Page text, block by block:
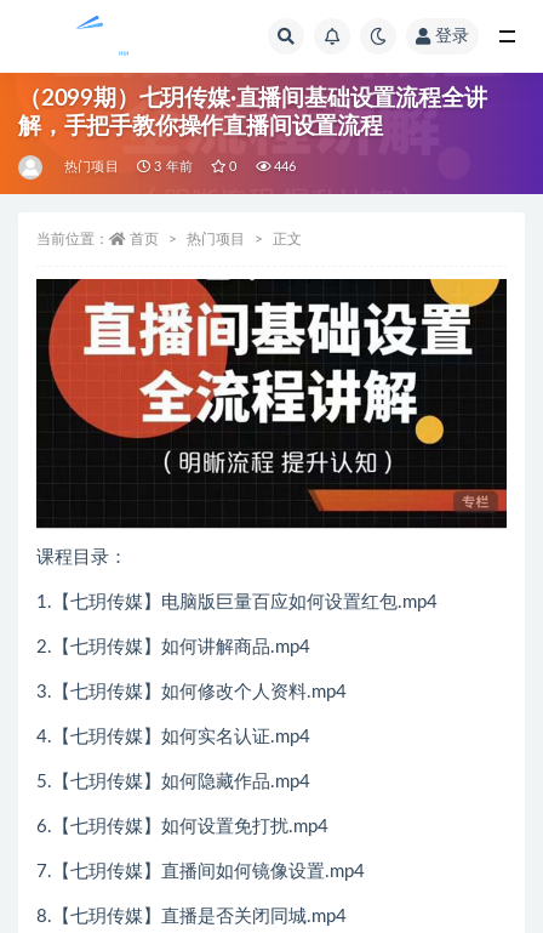
登录
（2099期）七玥传媒·直播间基础设置流程全讲
解，手把手教你操作直播间设置流程
热门项目 3 年前 0 446
当前位置： 首页 热门项目 正文
课程目录：
1.【七玥传媒】电脑版巨量百应如何设置红包.mp4
2.【七玥传媒】如何讲解商品.mp4
3.【七玥传媒】如何修改个人资料.mp4
4.【七玥传媒】如何实名认证.mp4
5.【七玥传媒】如何隐藏作品.mp4
6.【七玥传媒】如何设置免打扰.mp4
7.【七玥传媒】直播间如何镜像设置.mp4
8.【七玥传媒】直播是否关闭同城.mp4